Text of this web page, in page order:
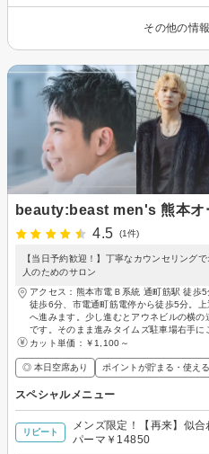
その他の情
beauty:beast men's 熊本オ
4.5
(1件)
【当日予約歓迎！】丁寧なカウンセリング
人のためのサロン
アクセス：熊本市電Ｂ系統 通町筋駅 徒歩
徒歩6分、市電通町筋電停から徒歩5分。
へ進みます。少し進むとアウネビルの横
です。そのまま進みタイムズ駐車場右手に
カット単価： ￥1,100～
◎ 本日空席あり ポイントが貯まる・使える
スペシャルメニュー
リピート
メンズ限定！【再来】似
パーマ￥14850